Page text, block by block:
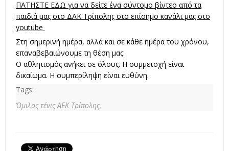
ΠΑΤΗΣΤΕ ΕΔΩ για να δείτε ένα σύντομο βίντεο από τα
παιδιά μας στο ΔΑΚ Τρίπολης στο επίσημο κανάλι μας στο
youtube
Στη σημερινή ημέρα, αλλά και σε κάθε ημέρα του χρόνου,
επαναβεβαιώνουμε τη θέση μας:
Ο αθλητισμός ανήκει σε όλους. Η συμμετοχή είναι
δικαίωμα. Η συμπερίληψη είναι ευθύνη.
Tags:
Όμιλος τένις ΑΕΚ Τρίπολης,